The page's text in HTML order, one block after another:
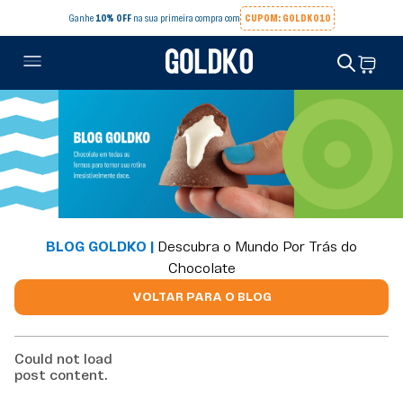
Ganhe 10% OFF na sua primeira compra com CUPOM: GOLDKO10
BLOG GOLDKO |
Descubra o Mundo Por Trás do
Chocolate
VOLTAR PARA O BLOG
Could not load
post content.